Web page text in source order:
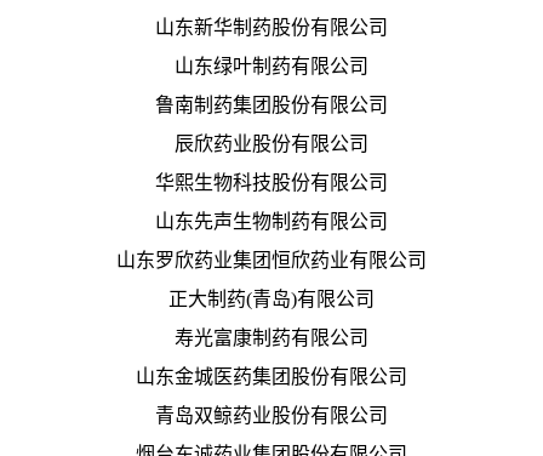
山东新华制药股份有限公司
山东绿叶制药有限公司
鲁南制药集团股份有限公司
辰欣药业股份有限公司
华熙生物科技股份有限公司
山东先声生物制药有限公司
山东罗欣药业集团恒欣药业有限公司
正大制药(青岛)有限公司
寿光富康制药有限公司
山东金城医药集团股份有限公司
青岛双鲸药业股份有限公司